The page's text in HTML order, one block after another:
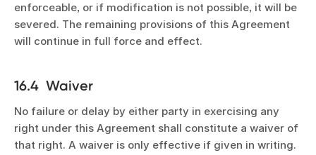
enforceable, or if modification is not possible, it will be
severed. The remaining provisions of this Agreement
will continue in full force and effect.
16.4 Waiver
No failure or delay by either party in exercising any
right under this Agreement shall constitute a waiver of
that right. A waiver is only effective if given in writing.